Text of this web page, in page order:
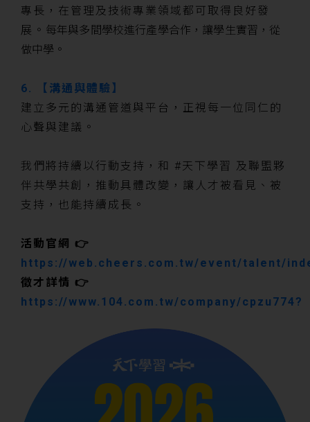
專長，在管理及技術專業領域都可取得良好發
展。 每年與多間學校進行產學合作，讓學生實習，從
做中學。
6. 【溝通與體驗】
建立多元的溝通管道與平台，正視每一位同仁的
心聲與建議。
我們將持續以行動支持，和 #天下學習 及聯盟夥
伴共學共創，推動具體改變，讓人才被看見、被
支持，也能持續成長。
活動官網 👉
https://web.cheers.com.tw/event/talent/
徵才詳情 👉
https://www.104.com.tw/company/cpzu774?